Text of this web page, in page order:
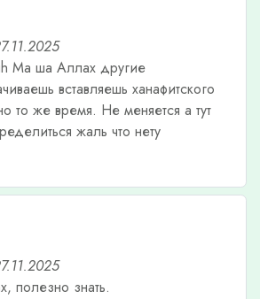
Ма ша Аллах другие
вставляешь ханафитского
то же время. Не меняется а тут
жаль что нету
полезно знать.